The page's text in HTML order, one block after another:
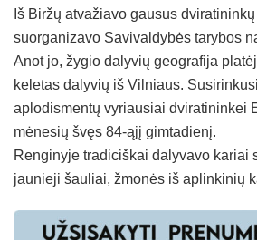
Iš Biržų atvažiavo gausus
suorganizavo Savivaldybės tarybos
Anot jo, žygio dalyvių geografija
keletas dalyvių iš Vilniaus.
aplodismentų vyriausiai dviratininkei
mėnesių švęs 84-ąjį gimtadienį.
Renginyje tradiciškai dalyvavo kariai
jaunieji šauliai, žmonės iš aplinkinių